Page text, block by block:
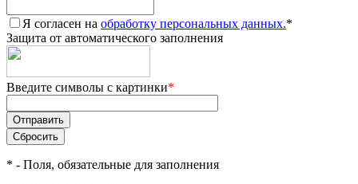
Я согласен на обработку персональных данных.*
Защита от автоматического заполнения
Введите символы с картинки*
* - Поля, обязательные для заполнения